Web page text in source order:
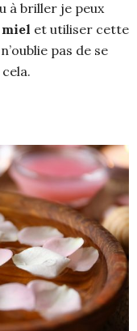
à briller je peux
miel et utiliser cette
pas de se